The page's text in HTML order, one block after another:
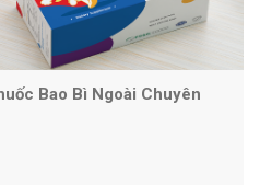
Bao Bì Ngoài Chuyên